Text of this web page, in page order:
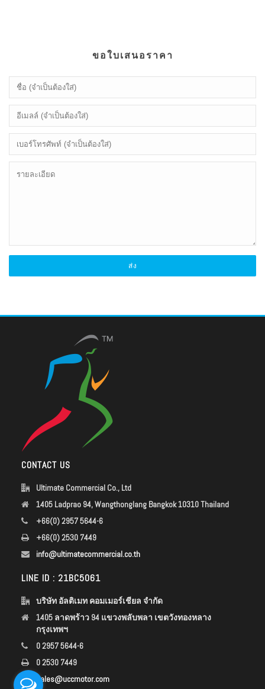
ขอใบเสนอราคา
CONTACT US
Ultimate Commercial Co., Ltd
1405 Ladprao 94, Wangthonglang Bangkok 10310 Thailand
+66(0) 2957 5644-6
+66(0) 2530 7449
info@ultimatecommercial.co.th
LINE ID : 21BC5061
บริษัท อัลติเมท คอมเมอร์เชียล จำกัด
1405 ลาดพร้าว 94 แขวงพลับพลา เขตวังทองหลาง
กรุงเทพฯ
0 2957 5644-6
0 2530 7449
sales@uccmotor.com